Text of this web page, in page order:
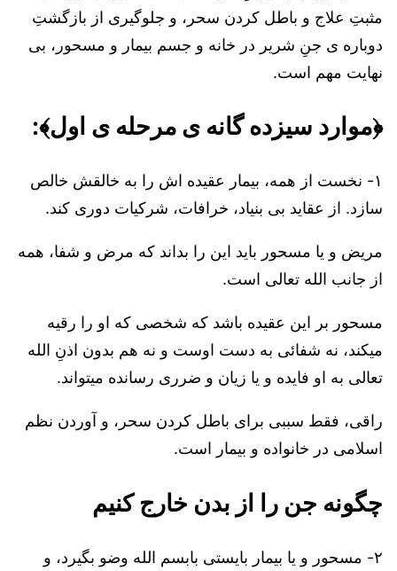
مثبتِ علاج و باطل کردن سحر، و جلوگیری از بازگشتِ
دوباره ی جنِ شریر در خانه و جسم بیمار و مسحور، بی
نهایت مهم است.
﴿موارد سیزده گانه ی مرحله ی اول﴾:
۱- نخست از همه، بیمار عقیده اش را به خالقش خالص
سازد. از عقاید بی بنیاد، خرافات، شرکیات دوری کند.
مریض و یا مسحور باید این را بداند که مرض و شفا، همه
از جانب الله تعالی است.
مسحور بر این عقیده باشد که شخصی که او را رقیه
میکند، نه شفائی به دست اوست و نه هم بدون اذنِ الله
تعالی به او فایده و یا زیان و ضرری رسانده میتواند.
راقی، فقط سببی برای باطل کردن سحر، و آوردن نظم
اسلامی در خانواده و بیمار است.
چگونه جن را از بدن خارج کنیم
۲- مسحور و یا بیمار بایستی بابسم الله وضو بگیرد، و